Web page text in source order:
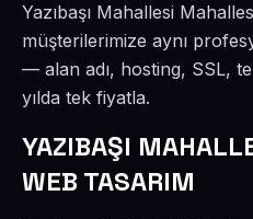
Yazıbaşı Mahallesi
müşterilerimize aynı
— alan adı, hosting, SSL,
yılda tek fiyatla.
YAZIBAŞI
WEB TASARIM